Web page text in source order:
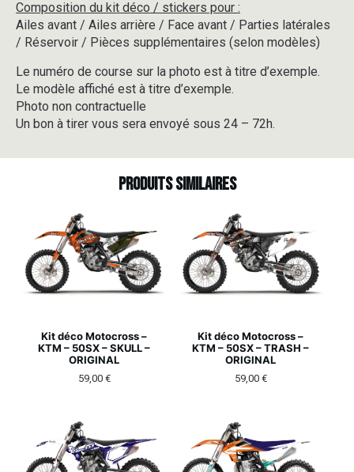
Composition du kit déco / stickers pour :
Ailes avant / Ailes arrière / Face avant / Parties latérales
/ Réservoir / Pièces supplémentaires (selon modèles)
Le numéro de course sur la photo est à titre d’exemple.
Le modèle affiché est à titre d’exemple.
Photo non contractuelle
Un bon à tirer vous sera envoyé sous 24 – 72h.
Produits similaires
Kit déco Motocross –
KTM – 50SX – SKULL –
ORIGINAL
59,00 €
Kit déco Motocross –
KTM – 50SX – TRASH –
ORIGINAL
59,00 €